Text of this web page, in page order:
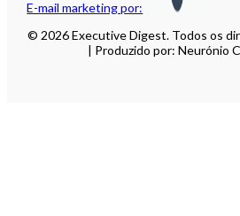
E-mail marketing por:
© 2026 Executive Digest. Todos os
| Produzido por: Neurónio